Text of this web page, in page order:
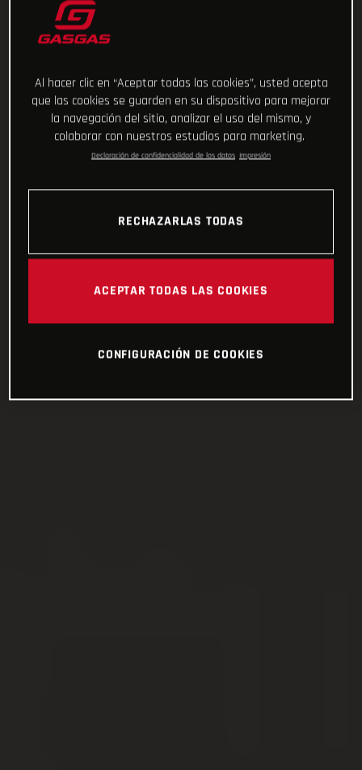
Al hacer clic en “Aceptar todas las cookies”, usted acepta
que las cookies se guarden en su dispositivo para mejorar
la navegación del sitio, analizar el uso del mismo, y
colaborar con nuestros estudios para marketing.
Declaración de confidencialidad de los datos Impresión
RECHAZARLAS TODAS
ACEPTAR TODAS LAS COOKIES
CONFIGURACIÓN DE COOKIES